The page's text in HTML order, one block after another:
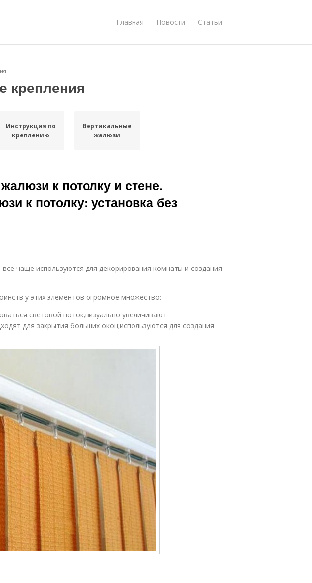
Главная Новости Статьи
крепления
Инструкция по
креплению
Вертикальные
жалюзи
к потолку и стене.
к потолку: установка без
чаще используются для декорирования комнаты и создания
у этих элементов огромное множество:
световой поток;визуально увеличивают
для закрытия больших окон;используются для создания